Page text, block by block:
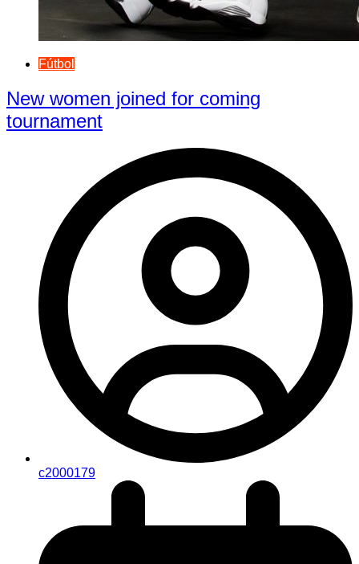
Fútbol
New women joined for coming
tournament
c2000179